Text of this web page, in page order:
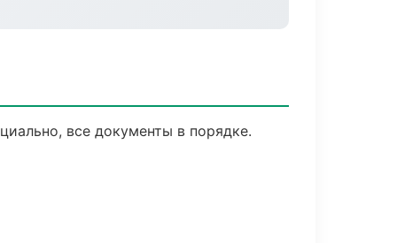
все документы в порядке.